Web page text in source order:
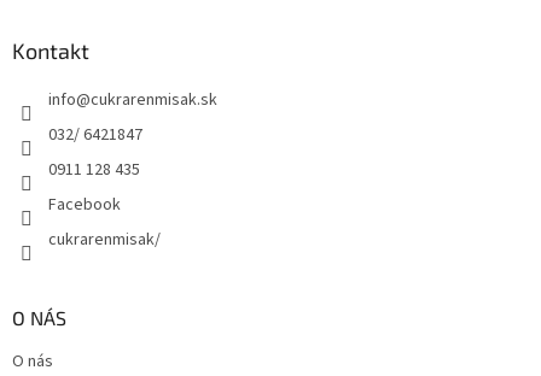
Kontakt
info@cukrarenmisak.sk
032/ 6421847
0911 128 435
Facebook
cukrarenmisak/
O NÁS
O nás